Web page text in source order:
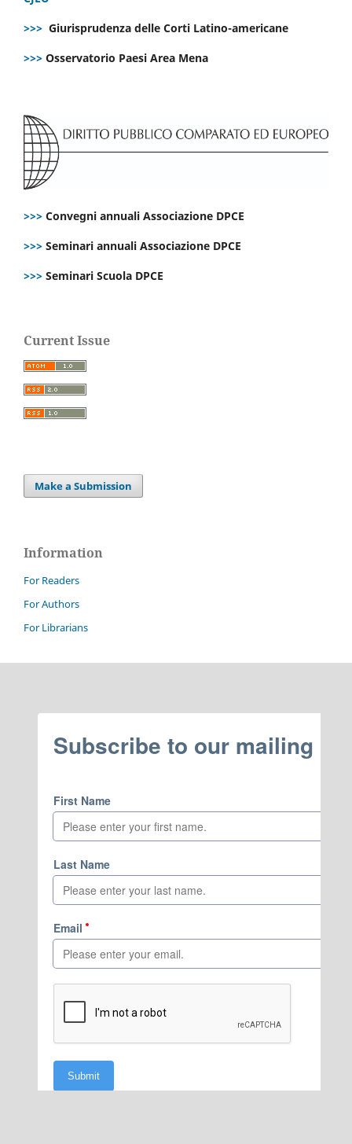
>>> Giurisprudenza delle Corti Latino-americane
>>> Osservatorio Paesi Area Mena
>>> Convegni annuali Associazione DPCE
>>> Seminari annuali Associazione DPCE
>>> Seminari Scuola DPCE
Current Issue
Make a Submission
Information
For Readers
For Authors
For Librarians